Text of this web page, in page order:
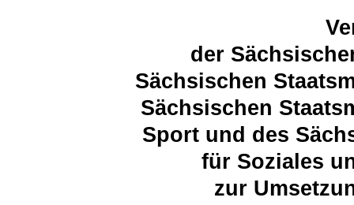
der
Sächsischen
Sächsischen
Sport und des
für Soziales
zur